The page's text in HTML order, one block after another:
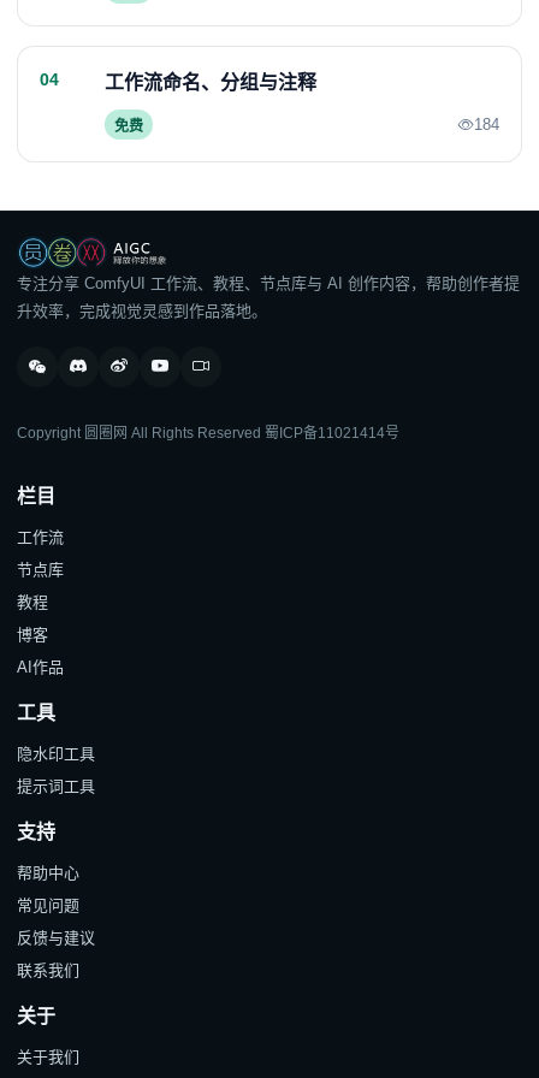
04 工作流命名、分组与注释
免费 184
专注分享 ComfyUI 工作流、教程、节点库与 AI 创作内容，帮助创作者提
升效率，完成视觉灵感到作品落地。
Copyright 圆圈网 All Rights Reserved 蜀ICP备11021414号
栏目
工作流
节点库
教程
博客
AI作品
工具
隐水印工具
提示词工具
支持
帮助中心
常见问题
反馈与建议
联系我们
关于
关于我们